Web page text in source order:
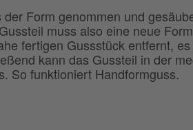
Form genommen und
muss also eine neue
fertigen Gussstück entfernt,
kann das Gussteil in der
So funktioniert Handformguss.